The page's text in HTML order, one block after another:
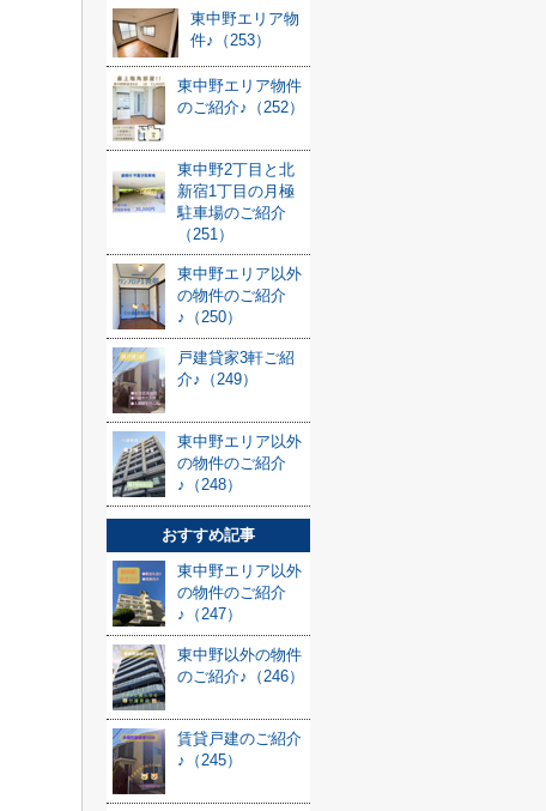
東中野エリア物
件♪（253）
東中野エリア物件
のご紹介♪（252）
東中野2丁目と北
新宿1丁目の月極
駐車場のご紹介
（251）
東中野エリア以外
の物件のご紹介
♪（250）
戸建貸家3軒ご紹
介♪（249）
東中野エリア以外
の物件のご紹介
♪（248）
おすすめ記事
東中野エリア以外
の物件のご紹介
♪（247）
東中野以外の物件
のご紹介♪（246）
賃貸戸建のご紹介
♪（245）